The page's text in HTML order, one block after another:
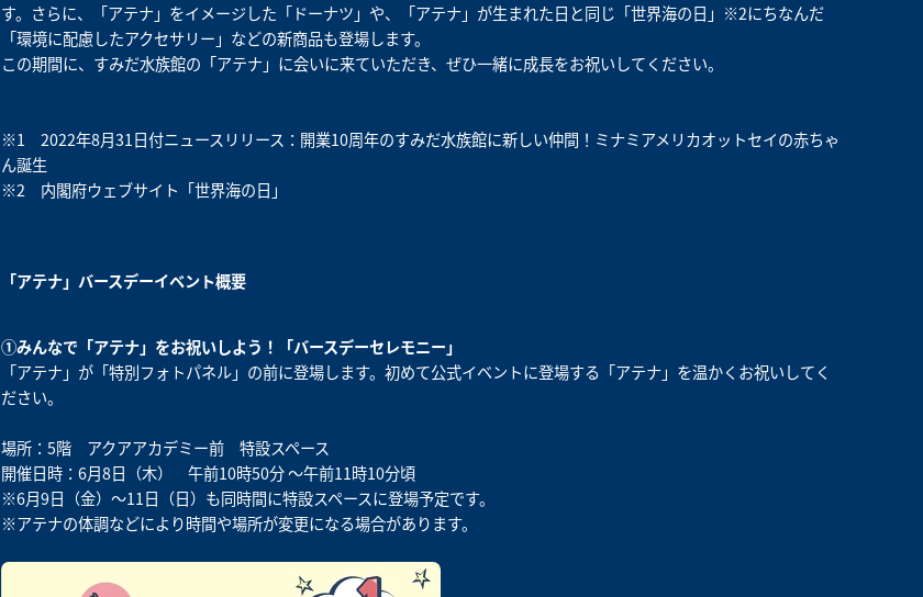
す。さらに、「アテナ」をイメージした「ドーナツ」や、「アテナ」が生まれた日と同じ「世界海の日」※2にちなんだ
「環境に配慮したアクセサリー」などの新商品も登場します。
この期間に、すみだ水族館の「アテナ」に会いに来ていただき、ぜひ一緒に成長をお祝いしてください。
※1 2022年8月31日付ニュースリリース： 開業10周年のすみだ水族館に新しい仲間！ミナミアメリカオットセイの赤ちゃ
ん誕生
※2 内閣府ウェブサイト「世界海の日」
「アテナ」バースデーイベント概要
①みんなで「アテナ」をお祝いしよう！「バースデーセレモニー」
「アテナ」が「特別フォトパネル」の前に登場します。初めて公式イベントに登場する「アテナ」を温かくお祝いしてく
ださい。
場所：5階 アクアアカデミー前 特設スペース
開催日時：6月8日（木） 午前10時50分 ～午前11時10分頃
※6月9日（金）～11日（日）も同時間に特設スペースに登場予定です。
※アテナの体調などにより時間や場所が変更になる場合があります。